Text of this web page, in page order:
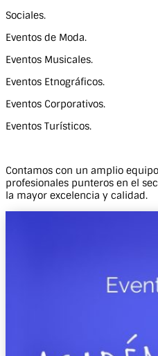
Sociales.
Eventos de Moda.
Eventos Musicales.
Eventos Etnográficos.
Eventos Corporativos.
Eventos Turísticos.
Contamos con un amplio
profesionales punteros en el
la mayor excelencia y calidad.